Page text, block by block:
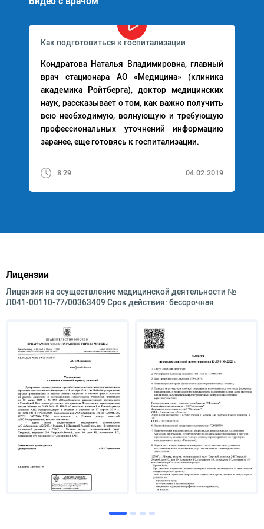
системе EFQM. Имеет Благодарность
Почетную грамоту Департамента здравоохранения
г. Москвы, Благодарность Министерства
здравоохранения и социального развития
Российской Федерации. В 2019 году получила
Почетную грамоту Министерства
здравоохранения и социального развития
Российской Федерации.
Как подготовиться к госпитализации
Кондратова Наталья Владимировна, главный
врач стационара АО «Медицина» (клиника
академика Ройтберга), доктор медицинских
наук, рассказывает о том, как важно получить
всю необходимую, волнующую и требующую
профессиональных уточнений информацию
заранее, еще готовясь к госпитализации.
8:29 04.02.2019
Лицензии
Лицензия на осуществление медицинской деятельности №
Л041-00110-77/00363409 Срок действия: бессрочная